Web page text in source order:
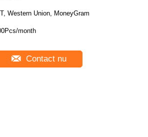
Western Union, MoneyGram
month
Contact nu